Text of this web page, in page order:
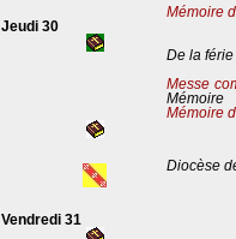
Mémoire
Jeudi 30
De la férie
Messe
Mémoire
Mémoire
Diocèse
Vendredi 31